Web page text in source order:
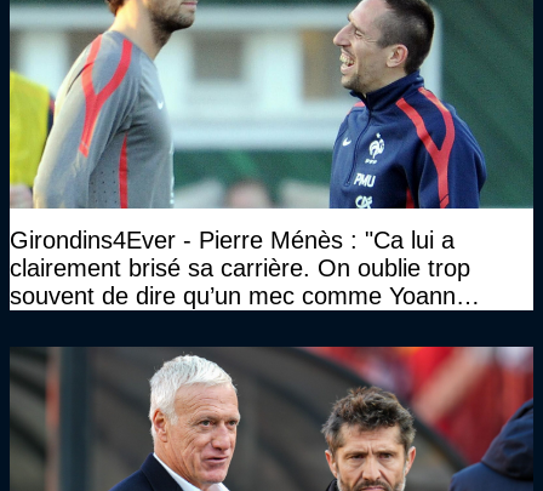
Girondins4Ever - Pierre Ménès : "Ca lui a
clairement brisé sa carrière. On oublie trop
souvent de dire qu’un mec comme Yoann